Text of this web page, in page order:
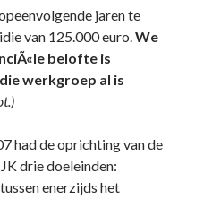
jaren te
van 125.000 euro.We
belofte is
werkgroep al is
had de oprichting van de
drie doeleinden:
enerzijds het